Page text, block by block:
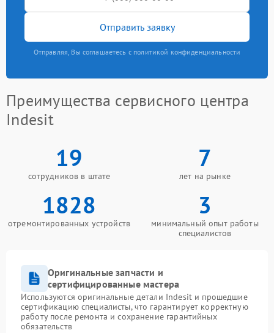
Отправить заявку
Отправляя, Вы соглашаетесь с политикой конфиденциальности
Преимущества сервисного центра
Indesit
19
сотрудников в штате
7
лет на рынке
1828
отремонтированных устройств
3
минимальный опыт работы
специалистов
Оригинальные запчасти и
сертифицированные мастера
Используются оригинальные детали Indesit и прошедшие
сертификацию специалисты, что гарантирует корректную
работу после ремонта и сохранение гарантийных
обязательств